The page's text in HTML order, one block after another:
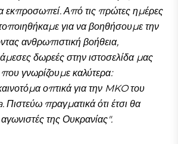
εκπροσωπεί. Από τις πρώτες ημέρες
για να βοηθήσουμε την
ανθρωπιστική βοήθεια,
δωρεές στην ιστοσελίδα μας
γνωρίζουμε καλύτερα:
οπτικά για την MKO του
πραγματικά ότι έτσι θα
της Ουκρανίας".